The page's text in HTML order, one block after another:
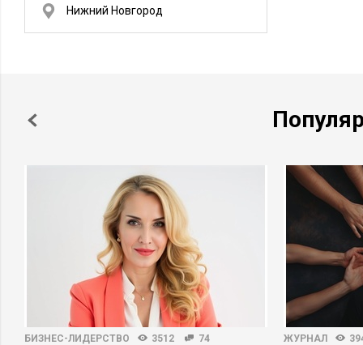
Нижний Новгород
БИЗНЕС-ЛИДЕРСТВО 3512 74 ЖУРНАЛ